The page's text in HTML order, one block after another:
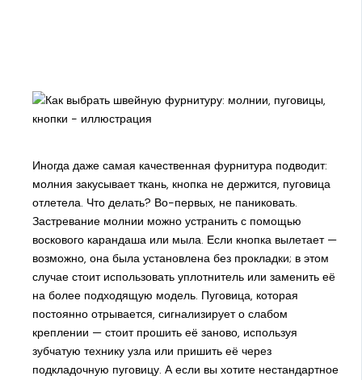
Иногда даже самая качественная фурнитура подводит:
молния закусывает ткань, кнопка не держится, пуговица
отлетела. Что делать? Во-первых, не паниковать.
Застревание молнии можно устранить с помощью
воскового карандаша или мыла. Если кнопка вылетает —
возможно, она была установлена без прокладки; в этом
случае стоит использовать уплотнитель или заменить её
на более подходящую модель. Пуговица, которая
постоянно отрывается, сигнализирует о слабом
креплении — стоит прошить её заново, используя
зубчатую технику узла или пришить её через
подкладочную пуговицу. А если вы хотите нестандартное